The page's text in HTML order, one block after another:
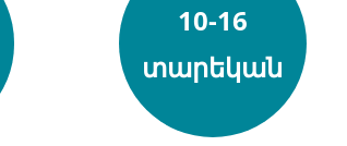
10-16
տարեկան